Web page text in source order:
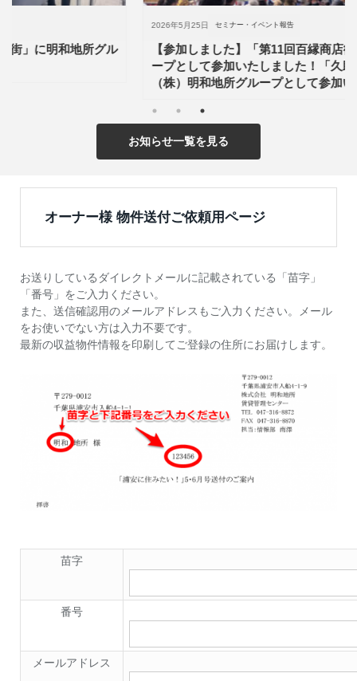
セミナー・イベント報告
【参加しました】「第11回百縁商店街」に明和地所グル
ープとして参加いたしました！「久助稲荷神社大祭」に
（株）明和地所グループとして参加いたしました！
お知らせ一覧を見る
オーナー様 物件送付ご依頼用ページ
お送りしているダイレクトメールに記載されている「苗字」
「番号」をご入力ください。
また、送信確認用のメールアドレスもご入力ください。メール
をお使いでない方は入力不要です。
最新の収益物件情報を印刷してご登録の住所にお届けします。
苗字
番号
メールアドレス